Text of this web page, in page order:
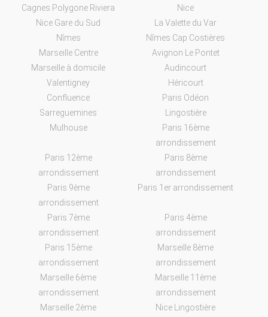
Cagnes Polygone Riviera
Nice
Nice Gare du Sud
La Valette du Var
Nîmes
Nîmes Cap Costières
Marseille Centre
Avignon Le Pontet
Marseille à domicile
Audincourt
Valentigney
Héricourt
Confluence
Paris Odéon
Sarreguemines
Lingostière
Mulhouse
Paris 16ème
arrondissement
Paris 12ème
arrondissement
Paris 8ème
arrondissement
Paris 9ème
arrondissement
Paris 1er arrondissement
Paris 7ème
arrondissement
Paris 4ème
arrondissement
Paris 15ème
arrondissement
Marseille 8ème
arrondissement
Marseille 6ème
arrondissement
Marseille 11ème
arrondissement
Marseille 2ème
Nice Lingostière